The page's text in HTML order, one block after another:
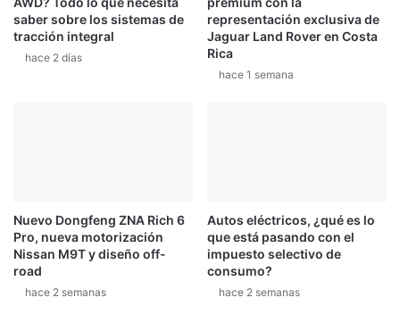
m
i
c
1
8
i
p
o
s
t
e
saber sobre los sistemas de
tracción integral
hace 2 días
representación exclusiva de
Jaguar Land Rover en Costa
Rica
hace 1 semana
Nuevo Dongfeng ZNA Rich 6
Pro, nueva motorización
Nissan M9T y diseño off-
road
hace 2 semanas
Autos eléctricos, ¿qué es lo
que está pasando con el
impuesto selectivo de
consumo?
hace 2 semanas